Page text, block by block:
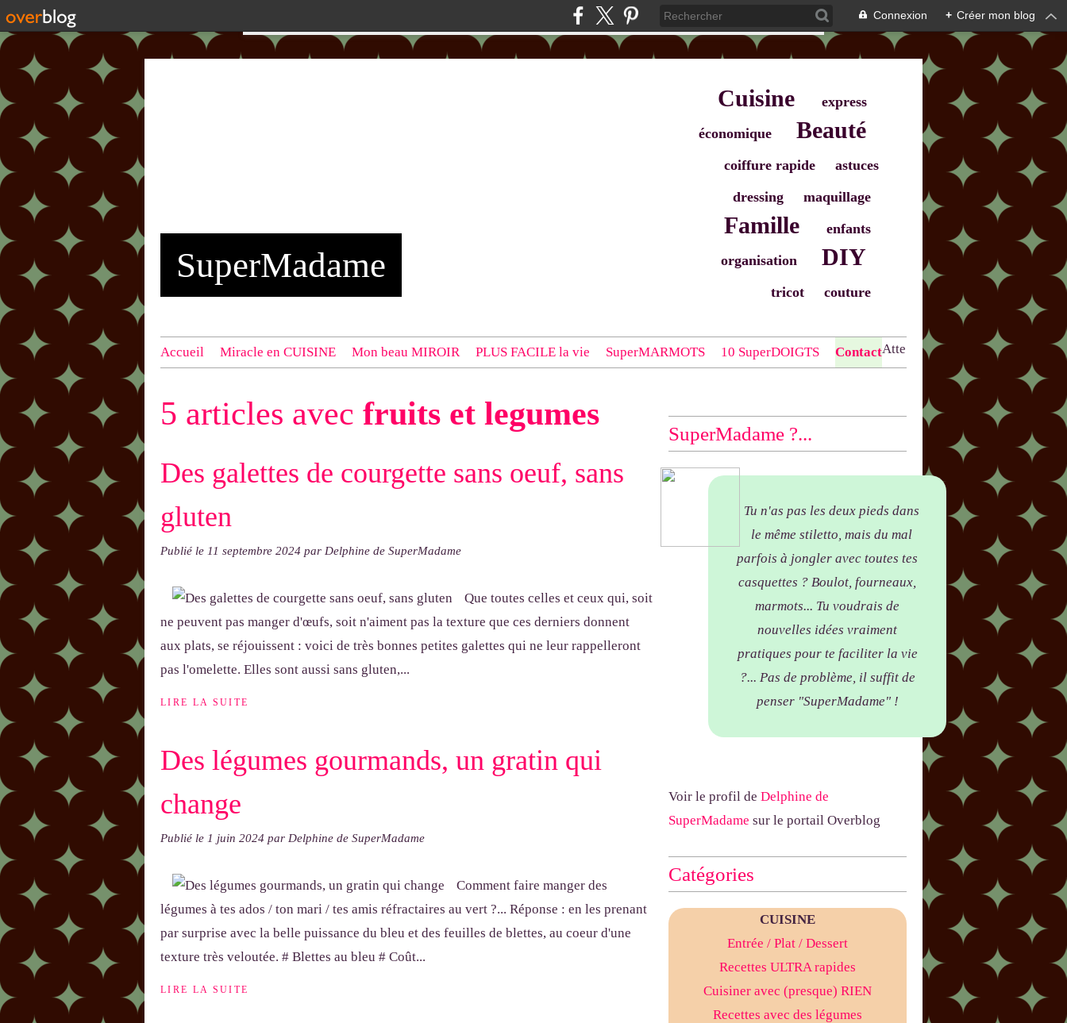
Connexion + Créer mon blog
SuperMadame
Cuisine
express
économique
Beauté
coiffure rapide
astuces
dressing
maquillage
Famille
enfants
organisation
DIY
tricot couture
Accueil Miracle en CUISINE Mon beau MIROIR PLUS FACILE la vie SuperMARMOTS 10 SuperDOIGTS ContactAtte
ntio
exemple : "Bonnet cloche From Annie", "Veste Rue Cambon")... à défaut, impossible de te les envoyer !
5 articles avec fruits et legumes
Des galettes de courgette sans oeuf, sans
gluten
Publié le 11 septembre 2024 par Delphine de SuperMadame
Que toutes celles et ceux qui, soit
ne peuvent pas manger d'œufs, soit n'aiment pas la texture que ces derniers donnent
aux plats, se réjouissent : voici de très bonnes petites galettes qui ne leur rappelleront
pas l'omelette. Elles sont aussi sans gluten,...
LIRE LA SUITE
Des légumes gourmands, un gratin qui
change
Publié le 1 juin 2024 par Delphine de SuperMadame
Comment faire manger des
légumes à tes ados / ton mari / tes amis réfractaires au vert ?... Réponse : en les prenant
par surprise avec la belle puissance du bleu et des feuilles de blettes, au coeur d'une
texture très veloutée. # Blettes au bleu # Coût...
LIRE LA SUITE
SuperMadame ?...
Tu n'as pas les deux pieds dans
le même stiletto, mais du mal
parfois à jongler avec toutes tes
casquettes ? Boulot, fourneaux,
marmots... Tu voudrais de
nouvelles idées vraiment
pratiques pour te faciliter la vie
?... Pas de problème, il suffit de
penser "SuperMadame" !
Voir le profil de Delphine de
SuperMadame sur le portail Overblog
Catégories
CUISINE
Entrée / Plat / Dessert
Recettes ULTRA rapides
Cuisiner avec (presque) RIEN
Recettes avec des légumes